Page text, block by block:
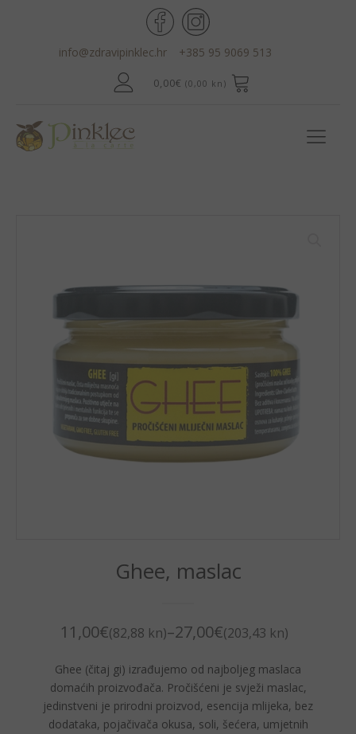
info@zdravipinklec.hr +385 95 9069 513
0,00€ (0,00 kn)
Ghee, maslac
11,00€(82,88 kn)–27,00€(203,43 kn)
Ghee (čitaj gi) izrađujemo od najboljeg maslaca
domaćih proizvođača. Pročišćeni je svježi maslac,
jedinstveni je prirodni proizvod, esencija mlijeka, bez
dodataka, pojačivača okusa, soli, šećera, umjetnih